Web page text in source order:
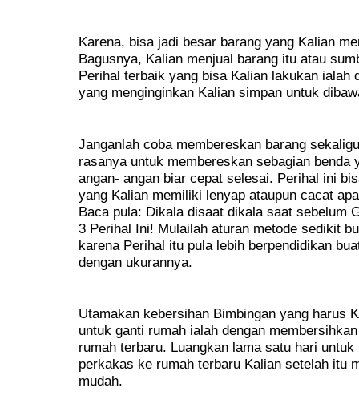
Karena, bisa jadi besar barang yang Kalian
Bagusnya, Kalian menjual barang itu atau
Perihal terbaik yang bisa Kalian lakukan ialah
yang menginginkan Kalian simpan untuk
Janganlah coba membereskan barang
rasanya untuk membereskan sebagian benda
angan- angan biar cepat selesai. Perihal ini
yang Kalian memiliki lenyap ataupun cacat
Baca pula: Dikala disaat dikala saat sebelum
3 Perihal Ini! Mulailah aturan metode sedikit
karena Perihal itu pula lebih berpendidikan
dengan ukurannya.
Utamakan kebersihan Bimbingan yang harus
untuk ganti rumah ialah dengan
rumah terbaru. Luangkan lama satu hari
perkakas ke rumah terbaru Kalian setelah itu
mudah.